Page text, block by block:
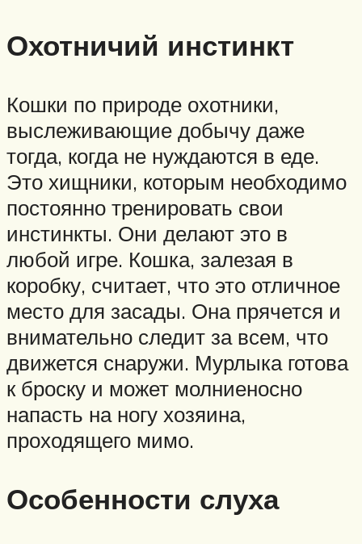
Охотничий инстинкт
Кошки по природе охотники,
выслеживающие добычу даже
тогда, когда не нуждаются в еде.
Это хищники, которым необходимо
постоянно тренировать свои
инстинкты. Они делают это в
любой игре. Кошка, залезая в
коробку, считает, что это отличное
место для засады. Она прячется и
внимательно следит за всем, что
движется снаружи. Мурлыка готова
к броску и может молниеносно
напасть на ногу хозяина,
проходящего мимо.
Особенности слуха